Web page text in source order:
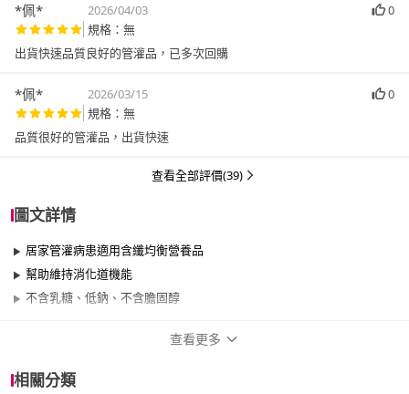
*佩* 2026/04/03
0
規格：無
出貨快速品質良好的管灌品，已多次回購
*佩* 2026/03/15
0
規格：無
品質很好的管灌品，出貨快速
查看全部評價(39)
圖文詳情
居家管灌病患適用含纖均衡營養品
幫助維持消化道機能
不含乳糖、低鈉、不含膽固醇
查看更多
相關分類